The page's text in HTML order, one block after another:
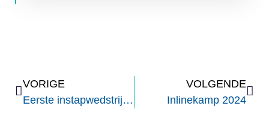
VORIGE
Eerste instapwedstrijd inline
VOLGENDE
Inlinekamp 2024